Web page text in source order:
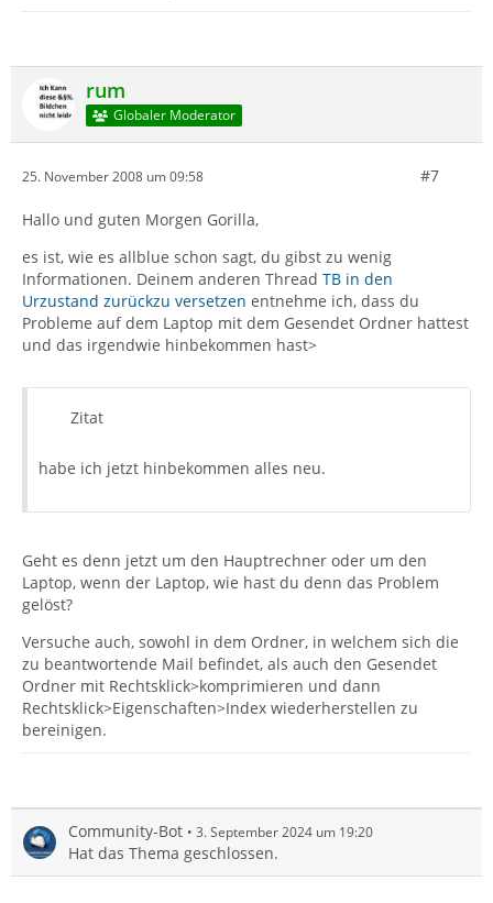
rum
Globaler Moderator
25. November 2008 um 09:58 #7
Hallo und guten Morgen Gorilla,
es ist, wie es allblue schon sagt, du gibst zu wenig
Informationen. Deinem anderen Thread TB in den
Urzustand zurückzu versetzen entnehme ich, dass du
Probleme auf dem Laptop mit dem Gesendet Ordner hattest
und das irgendwie hinbekommen hast>
Zitat
habe ich jetzt hinbekommen alles neu.
Geht es denn jetzt um den Hauptrechner oder um den
Laptop, wenn der Laptop, wie hast du denn das Problem
gelöst?
Versuche auch, sowohl in dem Ordner, in welchem sich die
zu beantwortende Mail befindet, als auch den Gesendet
Ordner mit Rechtsklick>komprimieren und dann
Rechtsklick>Eigenschaften>Index wiederherstellen zu
bereinigen.
Community-Bot 3. September 2024 um 19:20
Hat das Thema geschlossen.